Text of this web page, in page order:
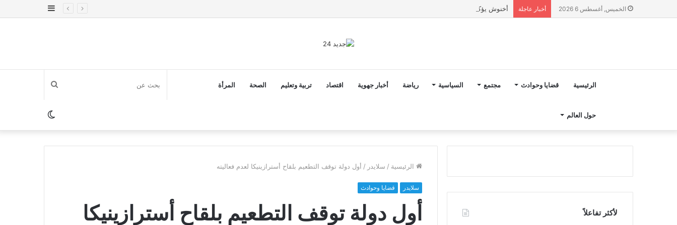
الخميس, أغسطس 6 2026 أخبار عاجلة أخنوش يؤكد في المذكرة التوجيهية حول ميزانية 2027 أن ثوابت العدالة الاجتماعية والمجالية خيار استراتيجي للبلاد
إضافة
الرئيسية قضايا وحوادث مجتمع السياسية رياضة أخبار جهوية اقتصاد تربية وتعليم الصحة المرأة
حول العالم
بحث
عنالوضع
المظلم
الرئيسية / سلايدر / أول دولة توقف التطعيم بلقاح أسترازينيكا لعدم فعاليته
سلايدر قضايا وحوادث
أول دولة توقف التطعيم بلقاح أسترازينيكا
لأكثر تفاعلاً